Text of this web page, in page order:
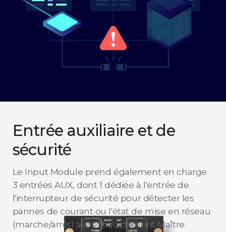
Entrée auxiliaire et de
sécurité
Le Input Module prend également en charge
3 entrées AUX, dont 1 dédiée à l'entrée de
l'interrupteur de sécurité pour détecter les
pannes de courant ou l'état de mise en réseau
(marche/arrêt) avec l'équipement Maître.